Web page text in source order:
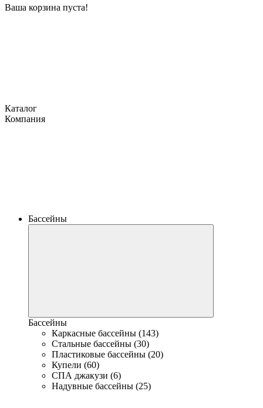
Ваша корзина пуста!
Каталог
Компания
Бассейны
Бассейны
Каркасные бассейны (143)
Стальные бассейны (30)
Пластиковые бассейны (20)
Купели (60)
СПА джакузи (6)
Надувные бассейны (25)